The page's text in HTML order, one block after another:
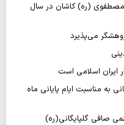
مصطفوی (ره) کاشان در سال
می‌پذیرد
ایران اسلامی است
به مناسبت ایام پایانی ماه
صافی گلپایگانی(ره)